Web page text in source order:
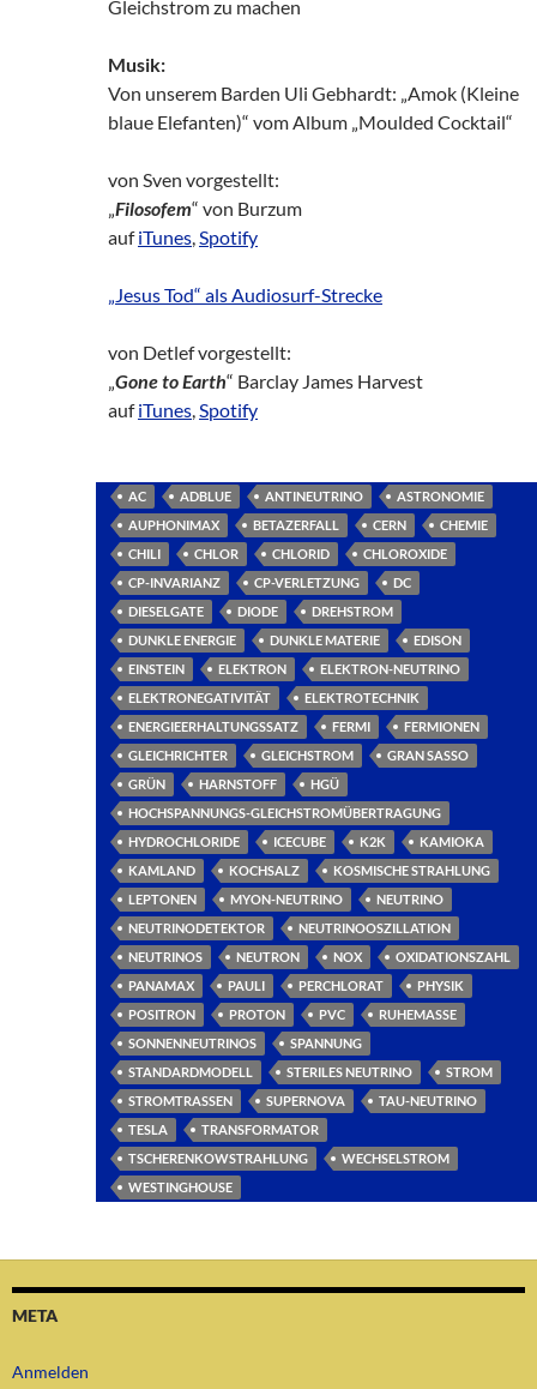
Gleichstrom zu machen
Musik:
Von unserem Barden Uli Gebhardt: „Amok (Kleine
blaue Elefanten)“ vom Album „Moulded Cocktail“
von Sven vorgestellt:
„Filosofem“ von Burzum
aufiTunes,Spotify
„Jesus Tod“ als Audiosurf-Strecke
von Detlef vorgestellt:
„Gone to Earth“ Barclay James Harvest
aufiTunes,Spotify
AC ADBLUE ANTINEUTRINO
ASTRONOMIE
AUPHONIMAX
BETAZERFALL CERN
CHEMIE
CHILI
CHLOR CHLORID
CHLOROXIDE
CP-INVARIANZ
CP-VERLETZUNG
DC
DIESELGATE
DIODE
DREHSTROM
DUNKLE ENERGIE
DUNKLE MATERIE
EDISON
EINSTEIN
ELEKTRON
ELEKTRON-NEUTRINO
ELEKTRONEGATIVITÄT
ELEKTROTECHNIK
ENERGIEERHALTUNGSSATZ
FERMI
FERMIONEN
GLEICHRICHTER
GLEICHSTROM
GRAN SASSO
GRÜN
HARNSTOFF
HGÜ
HOCHSPANNUNGS-GLEICHSTROMÜBERTRAGUNG
HYDROCHLORIDE
ICECUBE K2K
KAMIOKA
KAMLAND
KOCHSALZ
KOSMISCHE STRAHLUNG
LEPTONEN
MYON-NEUTRINO
NEUTRINO
NEUTRINODETEKTOR
NEUTRINOOSZILLATION
NEUTRINOS
NEUTRON NOX
OXIDATIONSZAHL
PANAMAX
PAULI PERCHLORAT
PHYSIK
POSITRON
PROTON PVC
RUHEMASSE
SONNENNEUTRINOS
SPANNUNG
STANDARDMODELL
STERILES NEUTRINO
STROM
STROMTRASSEN
SUPERNOVA
TAU-NEUTRINO
TESLA
TRANSFORMATOR
TSCHERENKOWSTRAHLUNG
WECHSELSTROM
WESTINGHOUSE
META
Anmelden